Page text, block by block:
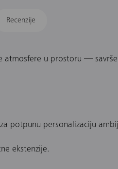
Recenzije
atmosfere u prostoru —
potpunu personalizaciju
ekstenzije.